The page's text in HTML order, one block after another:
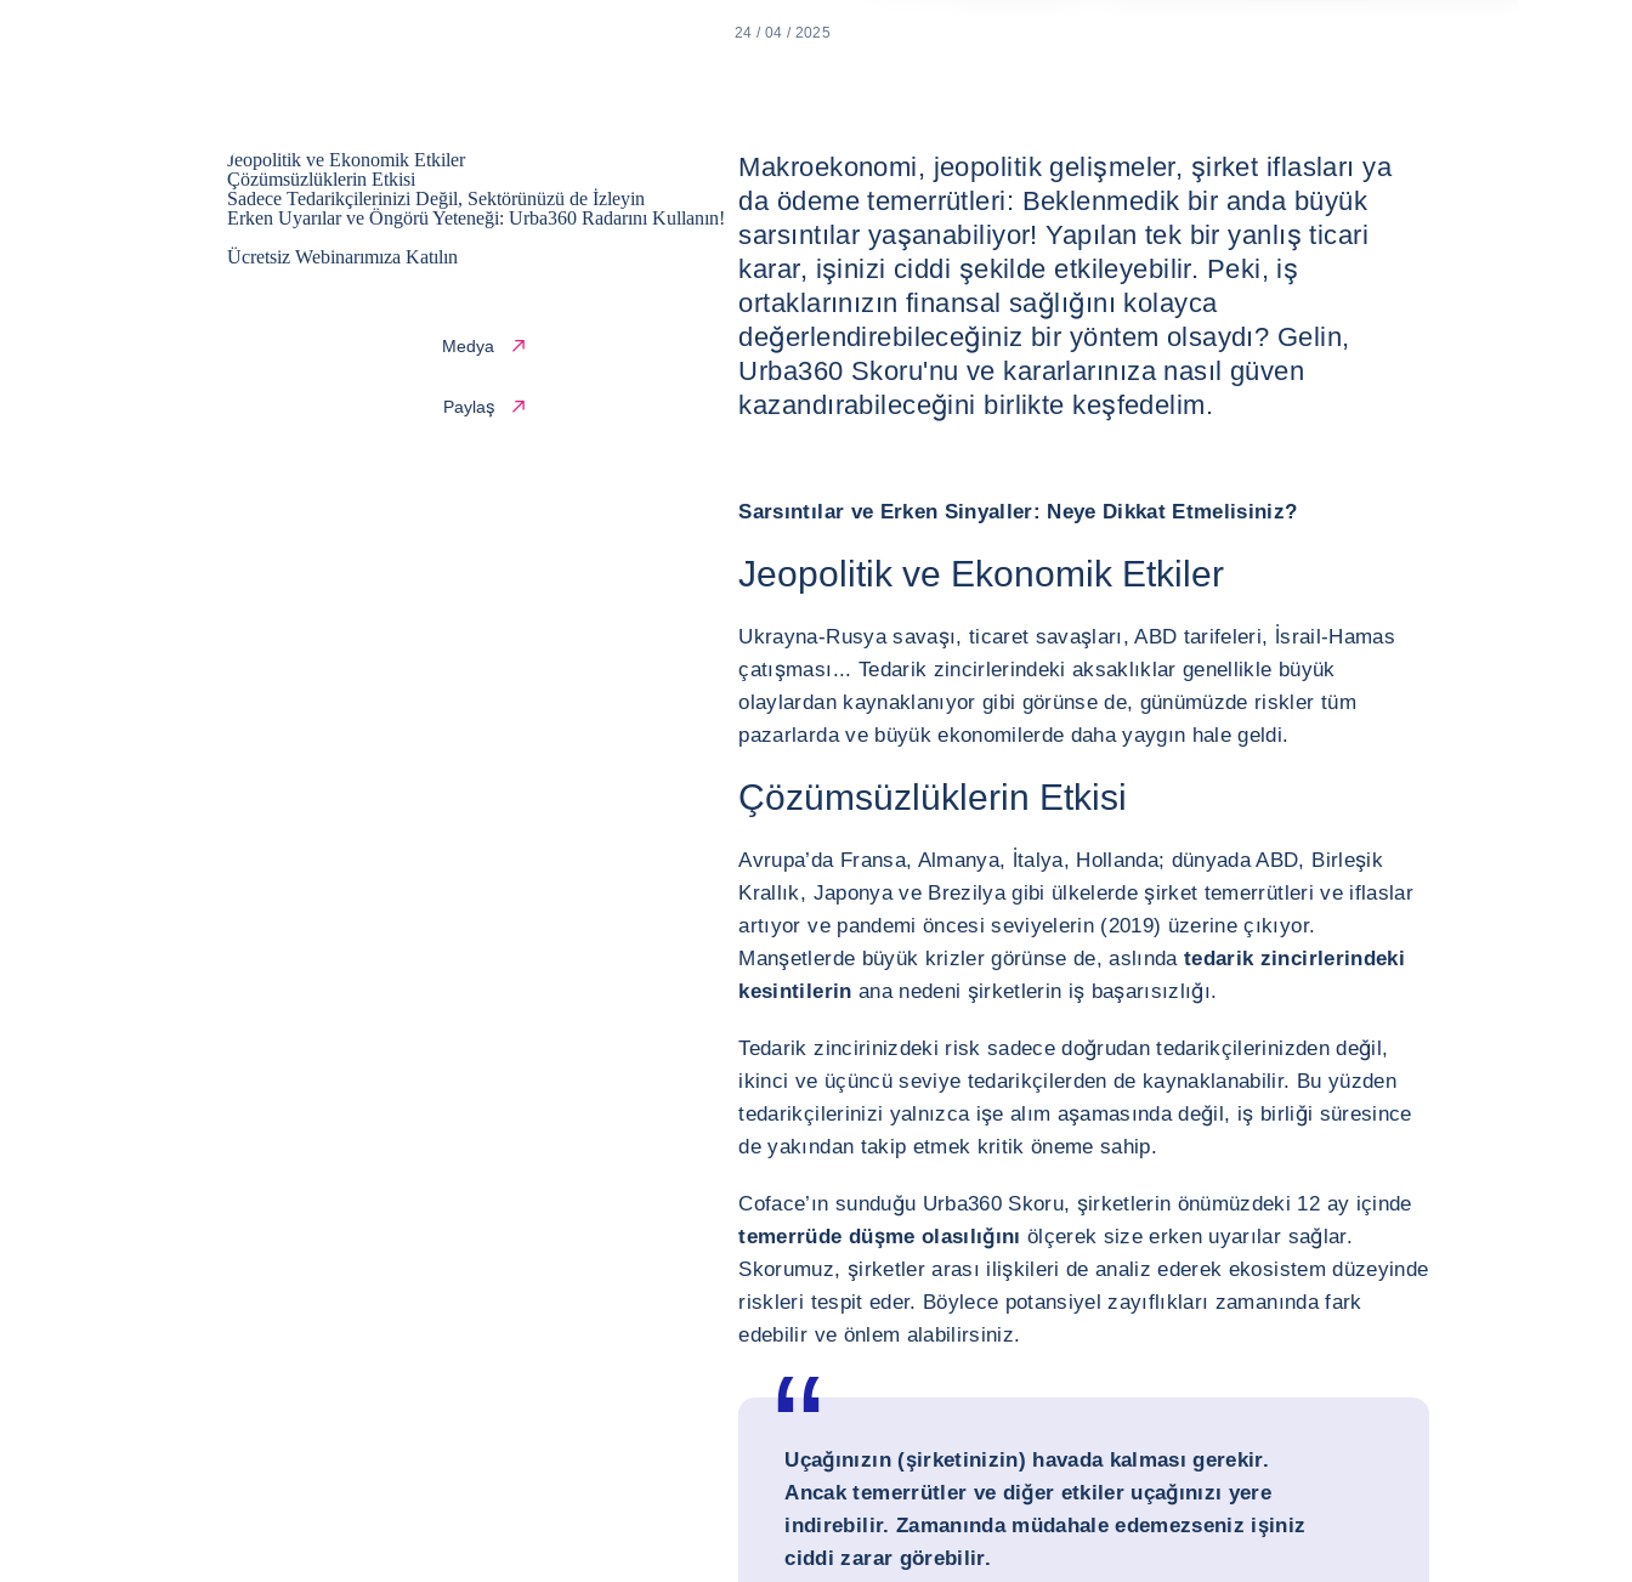
24 / 04 / 2025
Jeopolitik ve Ekonomik Etkiler
Çözümsüzlüklerin Etkisi
Sadece Tedarikçilerinizi Değil, Sektörünüzü de İzleyin
Erken Uyarılar ve Öngörü Yeteneği: Urba360 Radarını Kullanın!
Ücretsiz Webinarımıza Katılın
Medya
Paylaş
Makroekonomi, jeopolitik gelişmeler, şirket iflasları ya
da ödeme temerrütleri: Beklenmedik bir anda büyük
sarsıntılar yaşanabiliyor! Yapılan tek bir yanlış ticari
karar, işinizi ciddi şekilde etkileyebilir. Peki, iş
ortaklarınızın finansal sağlığını kolayca
değerlendirebileceğiniz bir yöntem olsaydı? Gelin,
Urba360 Skoru'nu ve kararlarınıza nasıl güven
kazandırabileceğini birlikte keşfedelim.
Sarsıntılar ve Erken Sinyaller: Neye Dikkat Etmelisiniz?
Jeopolitik ve Ekonomik Etkiler
Ukrayna-Rusya savaşı, ticaret savaşları, ABD tarifeleri, İsrail-Hamas
çatışması... Tedarik zincirlerindeki aksaklıklar genellikle büyük
olaylardan kaynaklanıyor gibi görünse de, günümüzde riskler tüm
pazarlarda ve büyük ekonomilerde daha yaygın hale geldi.
Çözümsüzlüklerin Etkisi
Avrupa’da Fransa, Almanya, İtalya, Hollanda; dünyada ABD, Birleşik
Krallık, Japonya ve Brezilya gibi ülkelerde şirket temerrütleri ve iflaslar
artıyor ve pandemi öncesi seviyelerin (2019) üzerine çıkıyor.
Manşetlerde büyük krizler görünse de, aslındatedarik zincirlerindeki
kesintilerin ana nedeni şirketlerin iş başarısızlığı.
Tedarik zincirinizdeki risk sadece doğrudan tedarikçilerinizden değil,
ikinci ve üçüncü seviye tedarikçilerden de kaynaklanabilir. Bu yüzden
tedarikçilerinizi yalnızca işe alım aşamasında değil, iş birliği süresince
de yakından takip etmek kritik öneme sahip.
Coface’ın sunduğu Urba360 Skoru, şirketlerin önümüzdeki 12 ay içinde
temerrüde düşme olasılığını ölçerek size erken uyarılar sağlar.
Skorumuz, şirketler arası ilişkileri de analiz ederek ekosistem düzeyinde
riskleri tespit eder. Böylece potansiyel zayıflıkları zamanında fark
edebilir ve önlem alabilirsiniz.
Uçağınızın (şirketinizin) havada kalması gerekir.
Ancak temerrütler ve diğer etkiler uçağınızı yere
indirebilir. Zamanında müdahale edemezseniz işiniz
ciddi zarar görebilir.